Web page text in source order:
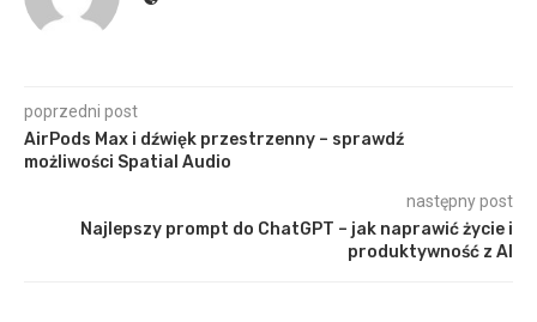
poprzedni post
AirPods Max i dźwięk przestrzenny – sprawdź
możliwości Spatial Audio
następny post
Najlepszy prompt do ChatGPT – jak naprawić życie i
produktywność z AI